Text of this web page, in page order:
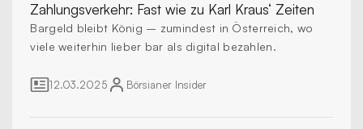
Zahlungsverkehr: Fast wie zu Karl Kraus‘ Zeiten
Bargeld bleibt König – zumindest in Österreich, wo
viele weiterhin lieber bar als digital bezahlen.
12.03.2025 Börsianer Insider